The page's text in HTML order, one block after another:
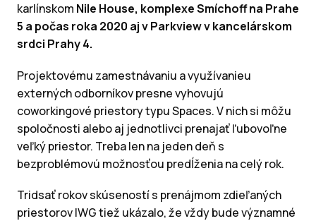
karlínskom Nile House, komplexe Smíchoff na Prahe
5 a počas roka 2020 aj v Parkview v kancelárskom
srdci Prahy 4.
Projektovému zamestnávaniu a využívanieu
externých odborníkov presne vyhovujú
coworkingové priestory typu Spaces. V nich si môžu
spoločnosti alebo aj jednotlivci prenajať ľubovoľne
veľký priestor. Treba len na jeden deň s
bezproblémovú možnosťou predĺženia na celý rok.
Tridsať rokov skúseností s prenájmom zdieľaných
priestorov IWG tiež ukázalo, že vždy bude významné